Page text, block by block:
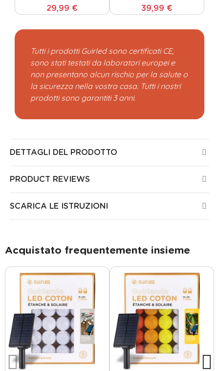
29,99 € 39,99 €
Tutti i prodotti Guirled sono certificati CE,
sono stati testati da laboratori europei e
non presentano alcun rischio per la salute o
la sicurezza nella vostra casa. Tutti i nostri
prodotti sono garantiti 3 anni.
DETTAGLI DEL PRODOTTO
PRODUCT REVIEWS
SCARICA LE ISTRUZIONI
Acquistato frequentemente insieme